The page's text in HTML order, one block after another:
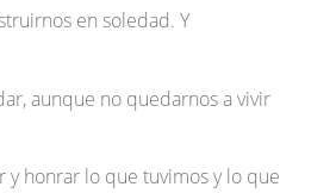
en soledad. Y
aunque no quedarnos a vivir
y honrar lo que tuvimos y lo que